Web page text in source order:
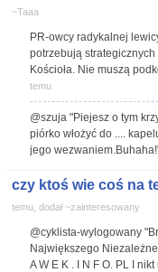
~Taaa
PR-owcy radykalnej
potrzebują
Kościoła. Nie muszą
temu
@szuja "Piejesz o tym
piórko włożyć do ....
jego
czy ktoś wie coś na
temu, dodał ~zainteresowany
@cyklista-wylogowany
Największego
A W E K . I N F O. PL I